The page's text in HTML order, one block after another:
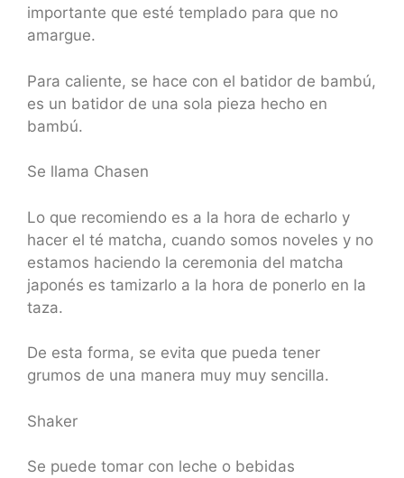
importante que esté templado para que no
amargue.
Para caliente, se hace con el batidor de bambú,
es un batidor de una sola pieza hecho en
bambú.
Se llama Chasen
Lo que recomiendo es a la hora de echarlo y
hacer el té matcha, cuando somos noveles y no
estamos haciendo la ceremonia del matcha
japonés es tamizarlo a la hora de ponerlo en la
taza.
De esta forma, se evita que pueda tener
grumos de una manera muy muy sencilla.
Shaker
Se puede tomar con leche o bebidas